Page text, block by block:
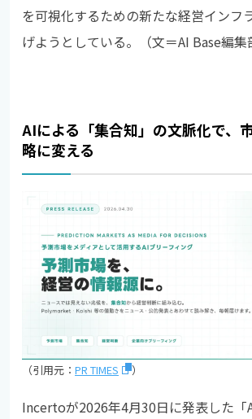
を可視化するための新たな経営インフ
げようとしている。（文＝AI Base編集
AIによる「集合知」の文脈化で、
略に変える
（引用元： PR TIMES ）
Incertoが2026年4月30日に発表した「